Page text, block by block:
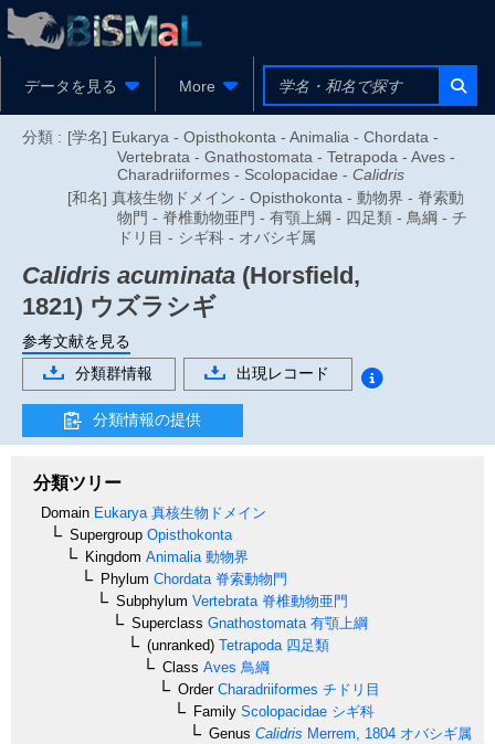
データを見る More
分類 : [学名] Eukarya - Opisthokonta - Animalia - Chordata -
Vertebrata - Gnathostomata - Tetrapoda - Aves -
Charadriiformes - Scolopacidae - Calidris
[和名] 真核生物ドメイン - Opisthokonta - 動物界 - 脊索動
物門 - 脊椎動物亜門 - 有顎上綱 - 四足類 - 鳥綱 - チ
ドリ目 - シギ科 - オバシギ属
Calidris acuminata (Horsfield,
1821) ウズラシギ
参考文献を見る
分類群情報
出現レコード
分類情報の提供
分類ツリー
Domain Eukarya 真核生物ドメイン
Supergroup Opisthokonta
Kingdom Animalia 動物界
Phylum Chordata 脊索動物門
Subphylum Vertebrata 脊椎動物亜門
Superclass Gnathostomata 有顎上綱
(unranked) Tetrapoda 四足類
Class Aves 鳥綱
OrderCharadriiformes チドリ目
Family Scolopacidae シギ科
Genus Calidris Merrem, 1804 オバシギ属